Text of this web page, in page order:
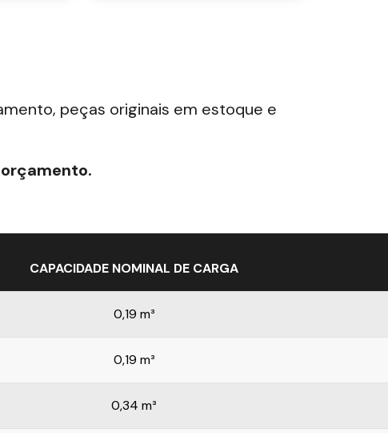
peças originais em estoque e
CAPACIDADE NOMINAL DE CARGA
0,19 m³
0,19 m³
0,34 m³